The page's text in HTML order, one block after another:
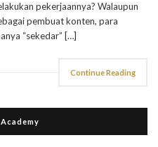
pekerjaannya? Walaupun
pembuat konten, para
“sekedar” […]
Continue Reading